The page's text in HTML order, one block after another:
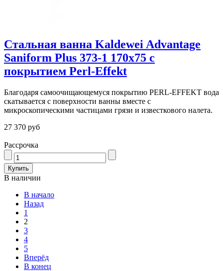
Стальная ванна Kaldewei Advantage
Saniform Plus 373-1 170x75 с
покрытием Perl-Effekt
Благодаря самоочищающемуся покрытию PERL-EFFEKT вода
скатывается с поверхности ванны вместе с
микроскопическими частицами грязи и известкового налета.
27 370 руб
Рассрочка
В наличии
В начало
Назад
1
2
3
4
5
Вперёд
В конец